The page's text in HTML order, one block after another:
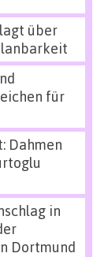
über
für
Dahmen
in
Dortmund